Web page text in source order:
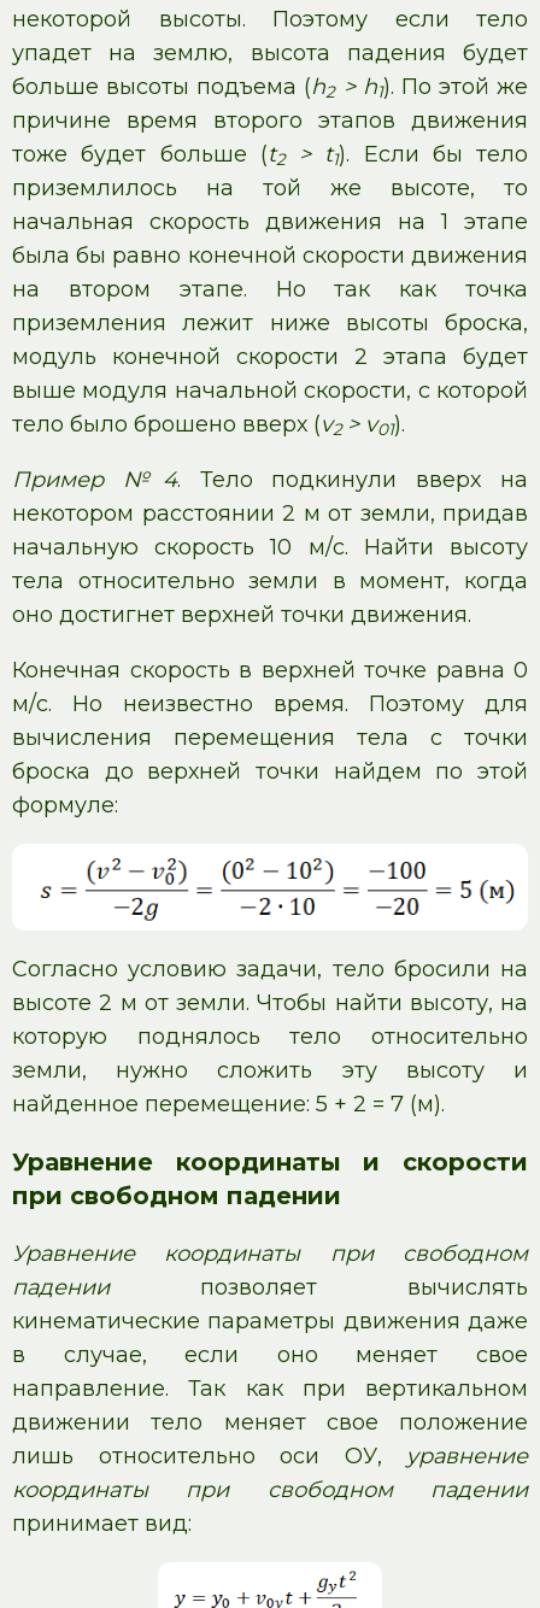
некоторой высоты. Поэтому если тело
упадет на землю, высота падения будет
больше высоты подъема (h2> h1). По этой же
причине время второго этапов движения
тоже будет больше (t2> t1). Если бы тело
приземлилось на той же высоте, то
начальная скорость движения на 1 этапе
была бы равно конечной скорости движения
на втором этапе. Но так как точка
приземления лежит ниже высоты броска,
модуль конечной скорости 2 этапа будет
выше модуля начальной скорости, с которой
тело было брошено вверх (v2 > v01).
Пример №4. Тело подкинули вверх на
некотором расстоянии 2 м от земли, придав
начальную скорость 10 м/с. Найти высоту
тела относительно земли в момент, когда
оно достигнет верхней точки движения.
Конечная скорость в верхней точке равна 0
м/с. Но неизвестно время. Поэтому для
вычисления перемещения тела с точки
броска до верхней точки найдем по этой
формуле:
Согласно условию задачи, тело бросили на
высоте 2 м от земли. Чтобы найти высоту, на
которую поднялось тело относительно
земли, нужно сложить эту высоту и
найденное перемещение: 5 + 2 = 7 (м).
Уравнение координаты и скорости
при свободном падении
Уравнение координаты при свободном
падениипозволяет вычислять
кинематические параметры движения даже
в случае, если оно меняет свое
направление. Так как при вертикальном
движении тело меняет свое положение
лишь относительно оси ОУ, уравнение
координаты при свободном падении
принимает вид: